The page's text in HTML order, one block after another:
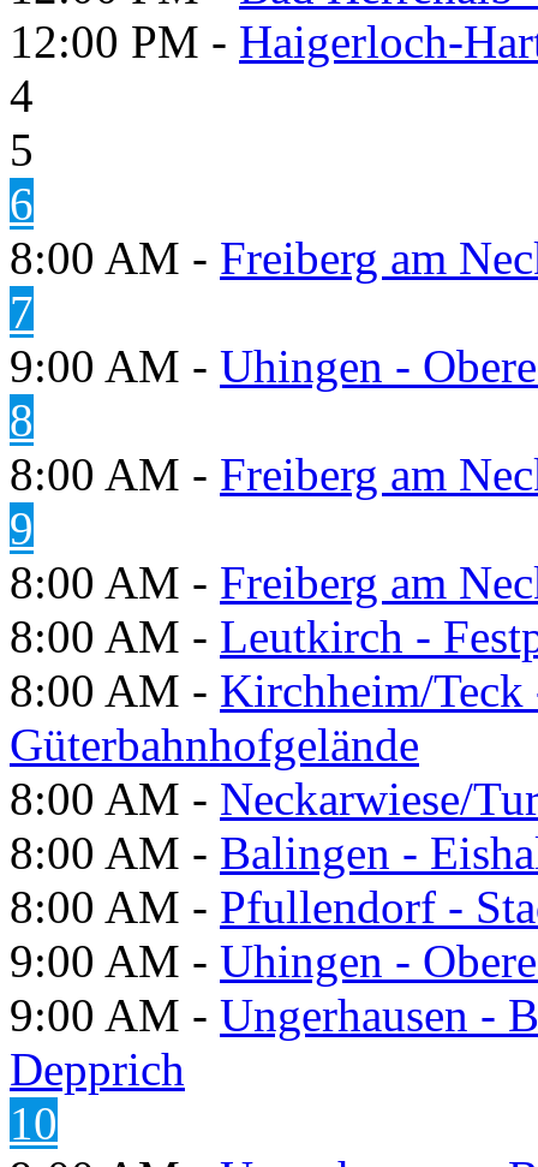
12:00 PM - Haigerloch-
4
5
6
8:00 AM - Freiberg am
7
9:00 AM - Uhingen -
8
8:00 AM - Freiberg am
9
8:00 AM - Freiberg am
8:00 AM - Leutkirch -
8:00 AM - Kirchheim/Teck
Güterbahnhofgelände
8:00 AM - Neckarwiese/
8:00 AM - Balingen -
8:00 AM - Pfullendorf -
9:00 AM - Uhingen -
9:00 AM - Ungerhausen -
Depprich
10